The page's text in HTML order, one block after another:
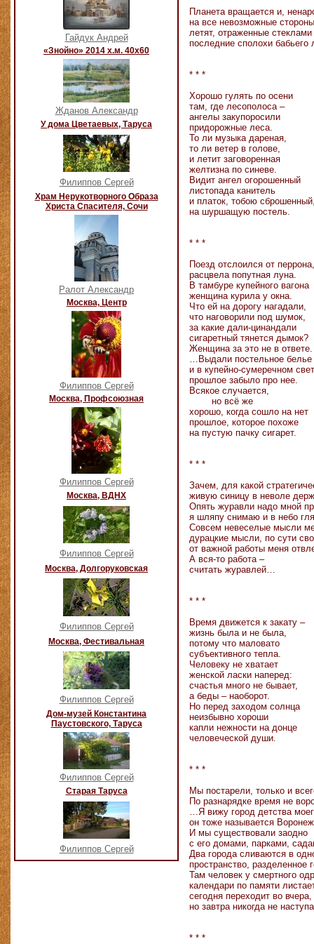
Гайдук Андрей
«Знойно» 2014 х.м. 40х60
Жданов Александр
У дома Цветаевых, Таруса
Филиппов Сергей
Храм Нерукотворного Образа
Христа Спасителя, Сочи
Ралот Александр
Москва, Центр
Филиппов Сергей
Москва, Профсоюзная
Филиппов Сергей
Москва, ВДНХ
Филиппов Сергей
Москва, Долгоруковская
Филиппов Сергей
Москва, Фестивальная
Филиппов Сергей
Дом-музей Константина
Паустовского, Таруса
Филиппов Сергей
Старая Таруса
Филиппов Сергей
Планета вращается и,
на все невозможные
летят, отраженные стеклами
последние сполохи бабьего
* * *
Хорошо гулять по осени
там, где лесополоса –
ангелы закупоросили
придорожные леса.
То ли музыка дареная,
то ли ветер в голове,
и летит заговоренная
желтизна по синеве.
Видит ангел огорошенный
листопада канитель
и платок, тобою
на шуршащую постель.
* * *
Поезд отслоился от перрона,
расцвела попутная луна.
В тамбуре купейного вагона
женщина курила у окна.
Что ей на дорогу нагадали,
что наговорили под шумок,
за какие дали-цинандали
сигаретный тянется дымок?
Женщина за это не в ответе.
…Выдали постельное белье
и в купейно-сумеречном
прошлое забыло про нее.
Всякое случается,
но всё же
хорошо, когда сошло на нет
прошлое, которое похоже
на пустую пачку сигарет.
* * *
Зачем, для какой
живую синицу в неволе
Опять журавли надо мной
я шляпу снимаю и в небо
Совсем невеселые мысли
дурацкие мысли, по сути
от важной работы меня
А вся-то работа –
считать журавлей…
* * *
Время движется к закату –
жизнь была и не была,
потому что маловато
субъективного тепла.
Человеку не хватает
женской ласки наперед:
счастья много не бывает,
а беды – наоборот.
Но перед заходом солнца
неизбывно хороши
капли нежности на донце
человеческой души.
* * *
Мы постарели, только и
По разнарядке время не
…Я вижу город детства
он тоже называется
И мы существовали заодно
с его домами, парками,
Два города сливаются в
пространство, разделенное
Там человек у смертного
календари по памяти
сегодня переходит во вчера,
но завтра никогда не
* * *